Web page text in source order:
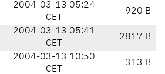
2004-03-13 05:24
CET
920 B
2004-03-13 05:41
CET
2817 B
2004-03-13 10:50
CET
313 B